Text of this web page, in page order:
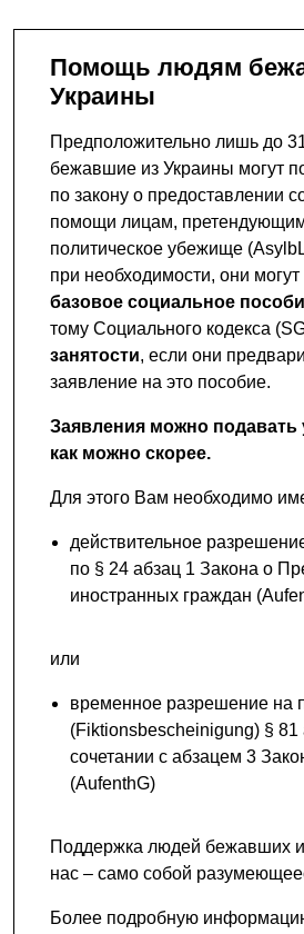
Помощь людям бежавшим из
Украины
Предположительно лишь до
бежавшие из Украины могут
по закону о предоставлении
помощи лицам,
политическое убежище
при необходимости, они могут
базовое социальное
тому Социального кодекса
занятости, если они
заявление на это пособие.
Заявления можно подавать
как можно скорее.
Для этого Вам необходимо
действительное
по § 24 абзац 1 Закона о
иностранных граждан
или
временное разрешение на
(Fiktionsbescheinigung) § 81
сочетании с абзацем 3
(AufenthG)
Поддержка людей бежавших
нас – само собой
Более подробную